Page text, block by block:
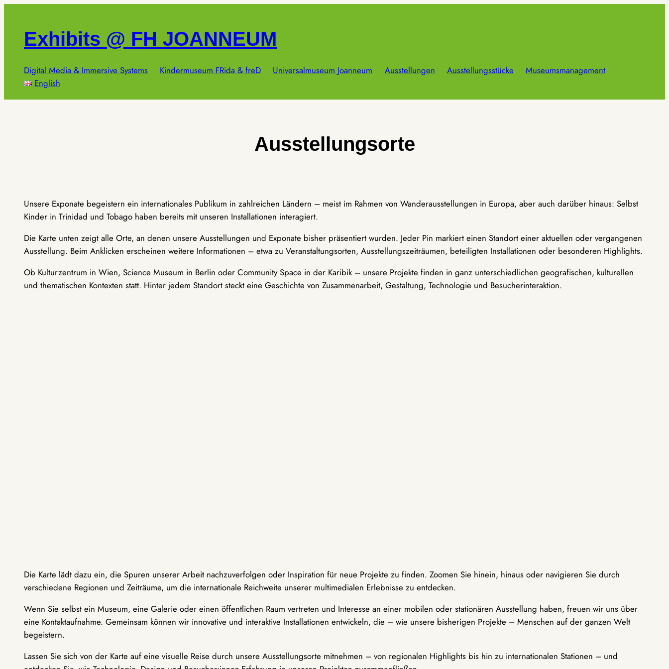
springenExhibits @ FH JOANNEUM
Digital Media & Immersive Systems Kindermuseum FRida & freD Universalmuseum Joanneum Ausstellungen Ausstellungsstücke
Museumsmanagement
English
Ausstellungsorte
Unsere Exponate begeistern ein internationales Publikum in zahlreichen Ländern – meist im Rahmen von Wanderausstellungen in Europa, aber auch darüber hinaus: Selbst
Kinder in Trinidad und Tobago haben bereits mit unseren Installationen interagiert.
Die Karte unten zeigt alle Orte, an denen unsere Ausstellungen und Exponate bisher präsentiert wurden. Jeder Pin markiert einen Standort einer aktuellen oder vergangenen
Ausstellung. Beim Anklicken erscheinen weitere Informationen – etwa zu Veranstaltungsorten, Ausstellungszeiträumen, beteiligten Installationen oder besonderen Highlights.
Ob Kulturzentrum in Wien, Science Museum in Berlin oder Community Space in der Karibik – unsere Projekte finden in ganz unterschiedlichen geografischen, kulturellen
und thematischen Kontexten statt. Hinter jedem Standort steckt eine Geschichte von Zusammenarbeit, Gestaltung, Technologie und Besucherinteraktion.
Die Karte lädt dazu ein, die Spuren unserer Arbeit nachzuverfolgen oder Inspiration für neue Projekte zu finden. Zoomen Sie hinein, hinaus oder navigieren Sie durch
verschiedene Regionen und Zeiträume, um die internationale Reichweite unserer multimedialen Erlebnisse zu entdecken.
Wenn Sie selbst ein Museum, eine Galerie oder einen öffentlichen Raum vertreten und Interesse an einer mobilen oder stationären Ausstellung haben, freuen wir uns über
eine Kontaktaufnahme. Gemeinsam können wir innovative und interaktive Installationen entwickeln, die – wie unsere bisherigen Projekte – Menschen auf der ganzen Welt
begeistern.
Lassen Sie sich von der Karte auf eine visuelle Reise durch unsere Ausstellungsorte mitnehmen – von regionalen Highlights bis hin zu internationalen Stationen – und